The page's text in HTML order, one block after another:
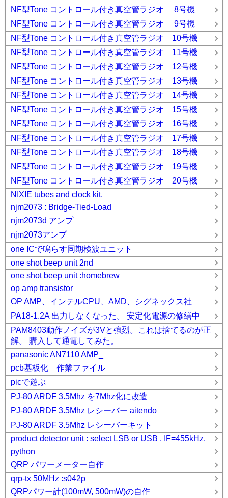
NF型Tone コントロール付き真空管ラジオ 8号機
NF型Tone コントロール付き真空管ラジオ 9号機
NF型Tone コントロール付き真空管ラジオ 10号機
NF型Tone コントロール付き真空管ラジオ 11号機
NF型Tone コントロール付き真空管ラジオ 12号機
NF型Tone コントロール付き真空管ラジオ 13号機
NF型Tone コントロール付き真空管ラジオ 14号機
NF型Tone コントロール付き真空管ラジオ 15号機
NF型Tone コントロール付き真空管ラジオ 16号機
NF型Tone コントロール付き真空管ラジオ 17号機
NF型Tone コントロール付き真空管ラジオ 18号機
NF型Tone コントロール付き真空管ラジオ 19号機
NF型Tone コントロール付き真空管ラジオ 20号機
NIXIE tubes and clock kit.
njm2073 : Bridge-Tied-Load
njm2073d アンプ
njm2073アンプ
one ICで鳴らす同期検波ユニット
one shot beep unit 2nd
one shot beep unit :homebrew
op amp transistor
OP AMP、インテルCPU、AMD、シグネックス社
PA18-1.2A 出力しなくなった。 安定化電源の修繕中
PAM8403動作ノイズが3Vと強烈。これは捨てるのが正
解。 購入して通電してみた。
panasonic AN7110 AMP_
pcb基板化 作業ファイル
picで遊ぶ
PJ-80 ARDF 3.5Mhz を7Mhz化に改造
PJ-80 ARDF 3.5Mhz レシーバー aitendo
PJ-80 ARDF 3.5Mhz レシーバーキット
product detector unit : select LSB or USB , IF=455kHz.
python
QRP パワーメーター自作
qrp-tx 50MHz :s042p
QRPパワー計(100mW, 500mW)の自作